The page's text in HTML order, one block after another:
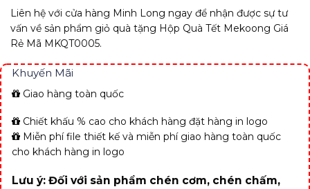
Liên hệ với cửa hàng Minh Long ngay để nhận được sự tư
vấn về sản phẩm giỏ quà tặng Hộp Quà Tết Mekoong Giá
Rẻ Mã MKQT0005.
Khuyến Mãi
Giao hàng toàn quốc
Chiết khấu % cao cho khách hàng đặt hàng in logo
Miễn phí file thiết kế và miễn phí giao hàng toàn quốc
cho khách hàng in logo
Lưu ý: Đối với sản phẩm chén cơm, chén chấm,